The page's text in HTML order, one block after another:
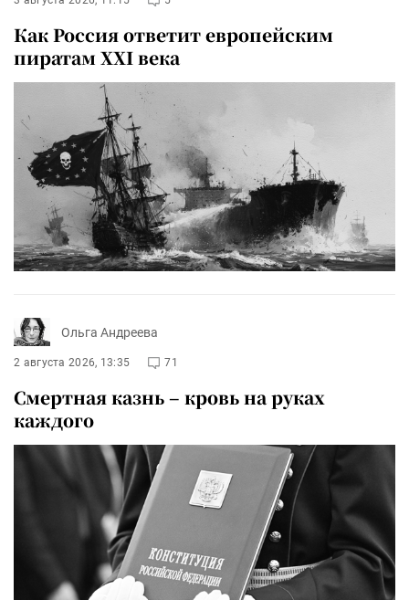
Как Россия ответит европейским
пиратам XXI века
Ольга Андреева
2 августа 2026, 13:35 71
Смертная казнь – кровь на руках
каждого